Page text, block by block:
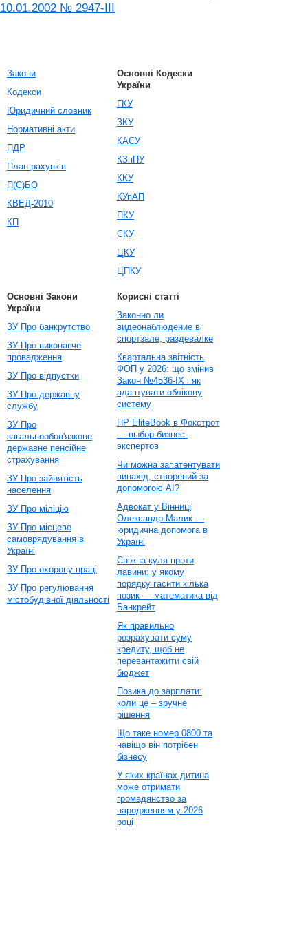
10.01.2002 № 2947-III
Закони
Кодекси
Юридичний словник
Нормативні акти
ПДР
План рахунків
П(С)БО
КВЕД-2010
КП
Основні Кодески
України
ГКУ
ЗКУ
КАСУ
КЗпПУ
ККУ
КУпАП
ПКУ
СКУ
ЦКУ
ЦПКУ
Основні Закони
України
ЗУ Про банкрутство
ЗУ Про виконавче
провадження
ЗУ Про відпустки
ЗУ Про державну
службу
ЗУ Про
загальнообов'язкове
державне пенсійне
страхування
ЗУ Про зайнятість
населення
ЗУ Про міліцію
ЗУ Про місцеве
самоврядування в
Україні
ЗУ Про охорону праці
ЗУ Про регулювання
містобудівної діяльності
Корисні статті
Законно ли
видеонаблюдение в
спортзале, раздевалке
Квартальна звітність
ФОП у 2026: що змінив
Закон №4536-IX і як
адаптувати облікову
систему
HP EliteBook в Фокстрот
— выбор бизнес-
экспертов
Чи можна запатентувати
винахід, створений за
допомогою AI?
Адвокат у Вінниці
Олександр Малик —
юридична допомога в
Україні
Сніжна куля проти
лавини: у якому
порядку гасити кілька
позик — математика від
Банкрейт
Як правильно
розрахувати суму
кредиту, щоб не
перевантажити свій
бюджет
Позика до зарплати:
коли це – зручне
рішення
Що таке номер 0800 та
навіщо він потрібен
бізнесу
У яких країнах дитина
може отримати
громадянство за
народженням у 2026
році